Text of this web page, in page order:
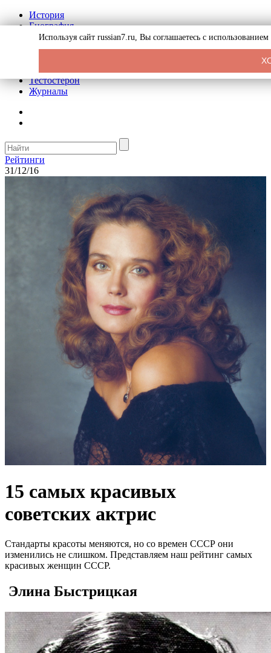
История
Биография
Криминал
Реклама на сайте
Тестостерон
Журналы
Рейтинги
31/12/16
15 самых красивых
советских актрис
Стандарты красоты меняются, но со времен СССР они
изменились не слишком. Представляем наш рейтинг самых
красивых женщин СССР.
Элина Быстрицкая
Используя сайт russian7.ru, Вы соглашаетесь с